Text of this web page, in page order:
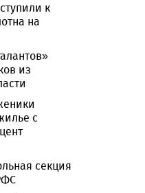
к
на
из
с
секция